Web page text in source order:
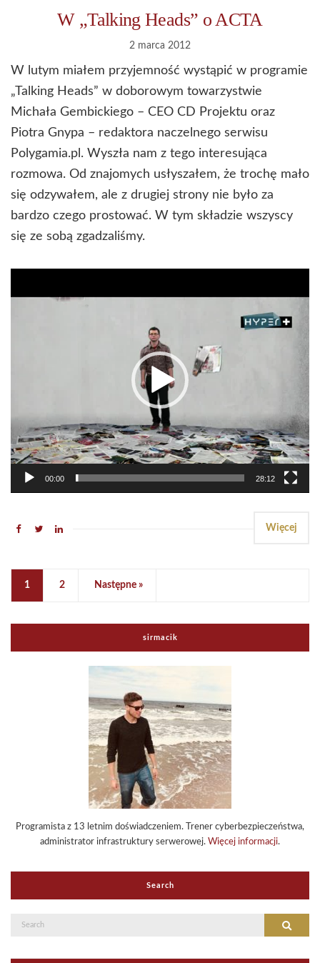
W „Talking Heads” o ACTA
2 marca 2012
W lutym miałem przyjemność wystąpić w programie
„Talking Heads” w doborowym towarzystwie
Michała Gembickiego – CEO CD Projektu oraz
Piotra Gnypa – redaktora naczelnego serwisu
Polygamia.pl. Wyszła nam z tego interesująca
rozmowa. Od znajomych usłyszałem, że trochę mało
się odzywałem, ale z drugiej strony nie było za
bardzo czego prostować. W tym składzie wszyscy
się ze sobą zgadzaliśmy.
video
00:00 28:12
Więcej
1 2 Następne »
sirmacik
Programista z 13 letnim doświadczeniem. Trener cyberbezpieczeństwa,
administrator infrastruktury serwerowej. Więcej informacji.
Search
Search